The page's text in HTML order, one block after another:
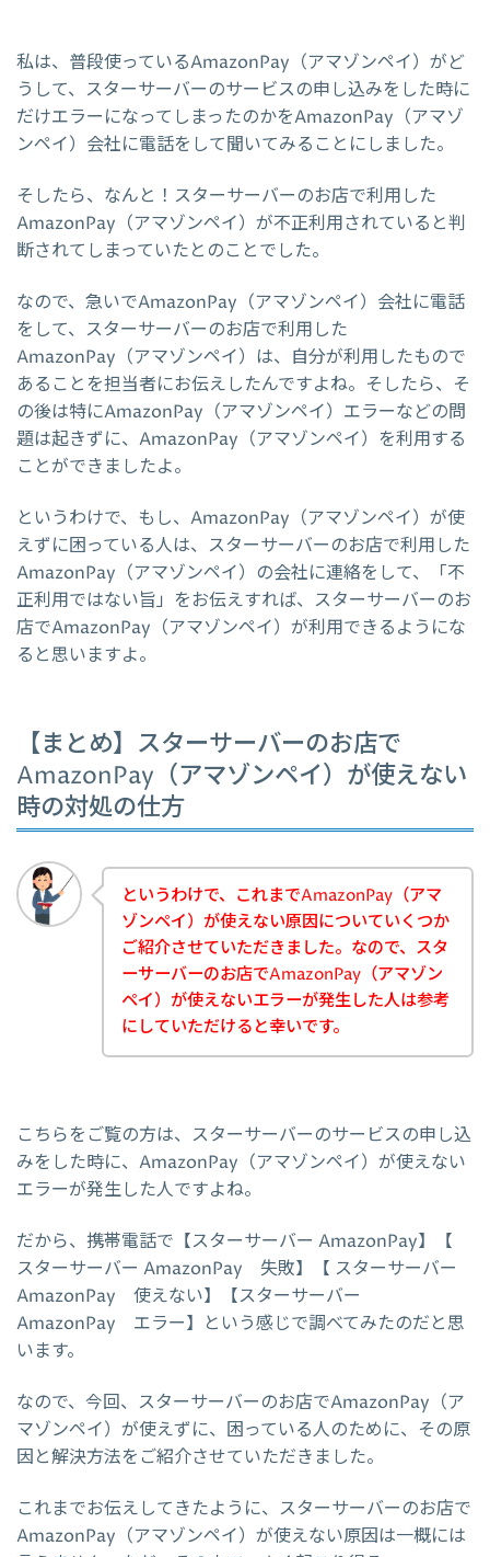
私は、普段使っているAmazonPay（アマゾンペイ）がど
うして、スターサーバーのサービスの申し込みをした時に
だけエラーになってしまったのかをAmazonPay（アマゾ
ンペイ）会社に電話をして聞いてみることにしました。
そしたら、なんと！スターサーバーのお店で利用した
AmazonPay（アマゾンペイ）が不正利用されていると判
断されてしまっていたとのことでした。
なので、急いでAmazonPay（アマゾンペイ）会社に電話
をして、スターサーバーのお店で利用した
AmazonPay（アマゾンペイ）は、自分が利用したもので
あることを担当者にお伝えしたんですよね。そしたら、そ
の後は特にAmazonPay（アマゾンペイ）エラーなどの問
題は起きずに、AmazonPay（アマゾンペイ）を利用する
ことができましたよ。
というわけで、もし、AmazonPay（アマゾンペイ）が使
えずに困っている人は、スターサーバーのお店で利用した
AmazonPay（アマゾンペイ）の会社に連絡をして、「不
正利用ではない旨」をお伝えすれば、スターサーバーのお
店でAmazonPay（アマゾンペイ）が利用できるようにな
ると思いますよ。
【まとめ】スターサーバーのお店で
AmazonPay（アマゾンペイ）が使えない
時の対処の仕方
というわけで、これまでAmazonPay（アマ
ゾンペイ）が使えない原因についていくつか
ご紹介させていただきました。なので、スタ
ーサーバーのお店でAmazonPay（アマゾン
ペイ）が使えないエラーが発生した人は参考
にしていただけると幸いです。
こちらをご覧の方は、スターサーバーのサービスの申し込
みをした時に、AmazonPay（アマゾンペイ）が使えない
エラーが発生した人ですよね。
だから、携帯電話で【スターサーバー AmazonPay】【
スターサーバー AmazonPay 失敗】【 スターサーバー
AmazonPay 使えない】【スターサーバー
AmazonPay エラー】という感じで調べてみたのだと思
います。
なので、今回、スターサーバーのお店でAmazonPay（ア
マゾンペイ）が使えずに、困っている人のために、その原
因と解決方法をご紹介させていただきました。
これまでお伝えしてきたように、スターサーバーのお店で
AmazonPay（アマゾンペイ）が使えない原因は一概には